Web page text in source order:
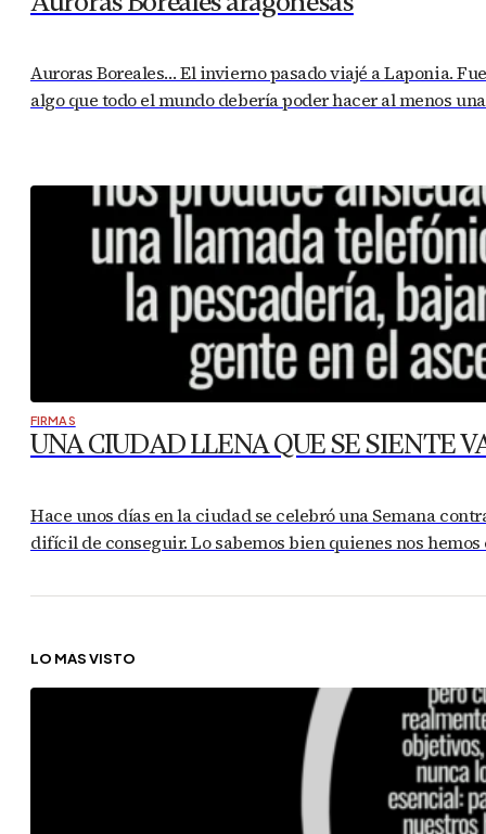
Auroras Boreales… El invierno pasado viajé a Laponia.
algo que todo el mundo debería poder hacer al menos
FIRMAS
UNA CIUDAD LLENA QUE SE SIENTE
Hace unos días en la ciudad se celebró una Semana
difícil de conseguir. Lo sabemos bien quienes nos